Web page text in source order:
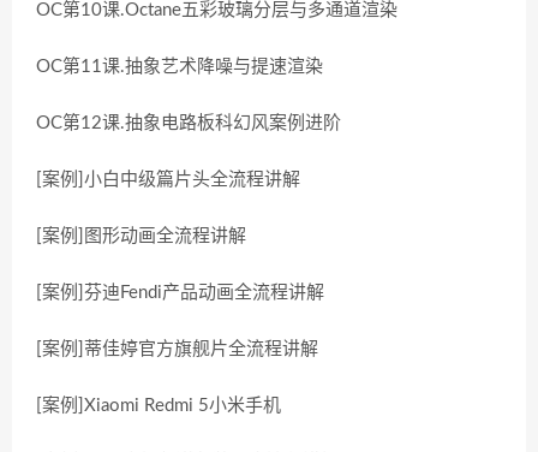
OC第10课.Octane五彩玻璃分层与多通道渲染
OC第11课.抽象艺术降噪与提速渲染
OC第12课.抽象电路板科幻风案例进阶
[案例]小白中级篇片头全流程讲解
[案例]图形动画全流程讲解
[案例]芬迪Fendi产品动画全流程讲解
[案例]蒂佳婷官方旗舰片全流程讲解
[案例]Xiaomi Redmi 5小米手机